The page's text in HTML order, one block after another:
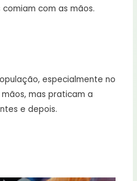
com as mãos.
especialmente no
mas praticam a
e depois.